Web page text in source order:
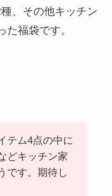
、その他キッチン
福袋です。
テム4点の中に
どキッチン家
です。期待し